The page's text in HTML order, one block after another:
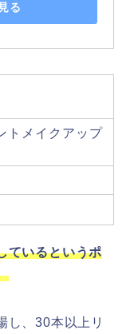
る
トメイクアップ
ているというポ
し、30本以上リ